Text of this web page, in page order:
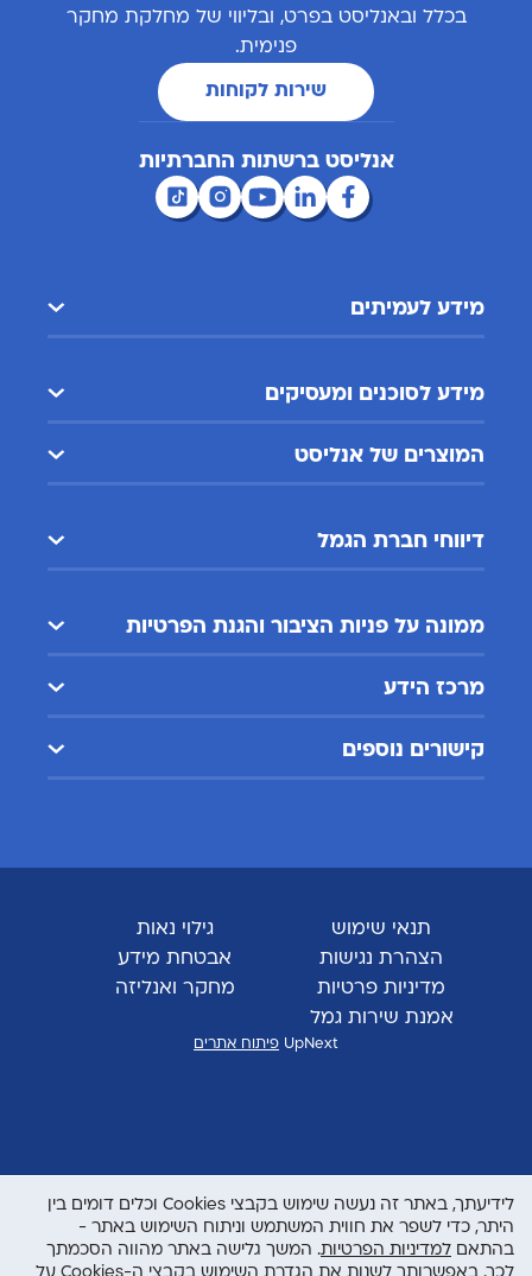
בכלל ובאנליסט בפרט, ובליווי של מחלקת מחקר
פנימית.
שירות לקוחות
אנליסט ברשתות החברתיות
מידע לעמיתים
מידע לסוכנים ומעסיקים
המוצרים של אנליסט
דיווחי חברת הגמל
ממונה על פניות הציבור והגנת הפרטיות
מרכז הידע
קישורים נוספים
תנאי שימוש
גילוי נאות
הצהרת נגישות
אבטחת מידע
מדיניות פרטיות
מחקר ואנליזה
אמנת שירות גמל
UpNext פיתוח אתרים
לידיעתך, באתר זה נעשה שימוש בקבצי Cookies וכלים דומים בין
היתר, כדי לשפר את חווית המשתמש וניתוח השימוש באתר -
בהתאם למדיניות הפרטיות. המשך גלישה באתר מהווה הסכמתך